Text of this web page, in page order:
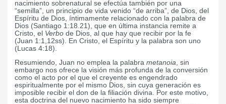
nacimiento sobrenatural se efectúa también por una
“semilla”, un principio de vida venido “de arriba”, de Dios, del
Espíritu de Dios, íntimamente relacionado con la palabra de
Dios (Santiago 1:18.21), que en última instancia remite a
Cristo, el Verbo de Dios, al que hay que recibir por la fe
(Juan 1:1,12ss). En Cristo, el Espíritu y la palabra son uno
(Lucas 4:18).
Resumiendo, Juan no emplea la palabrametanoia, sin
embargo nos ofrece la visión más profunda de la conversión
como el acto por el que el creyente es engendrado
espiritualmente por el mismo Dios, sin cuya generación es
imposible recibir el don de la filiación divina. Por este motivo,
esta doctrina del nuevo nacimiento ha sido siempre